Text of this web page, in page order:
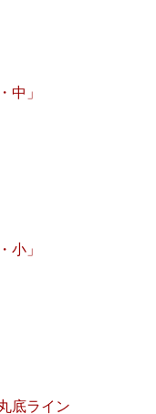
中」
小」
底ライン